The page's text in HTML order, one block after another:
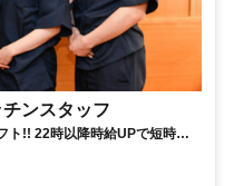
ンスタッフ
短時間